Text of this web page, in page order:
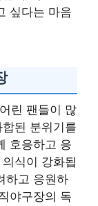
싶다는 마음
린 팬들이 많
된 분위기를
호응하고 응
식이 강화됩
하고 응원하
야구장의 독